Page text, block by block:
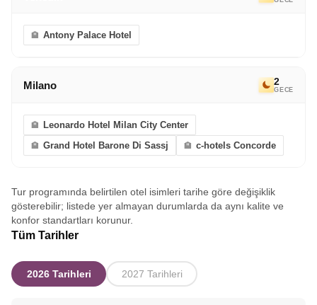
Antony Palace Hotel
Milano 2
GECE
Leonardo Hotel Milan City Center
Grand Hotel Barone Di Sassj
c-hotels Concorde
Tur programında belirtilen otel isimleri tarihe göre değişiklik
gösterebilir; listede yer almayan durumlarda da aynı kalite ve
konfor standartları korunur.
Tüm Tarihler
2026 Tarihleri 2027 Tarihleri